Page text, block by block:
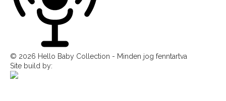
© 2026 Hello Baby Collection - Minden jog fenntartva
Site build by: